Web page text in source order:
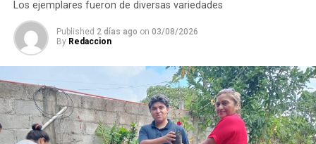
Los ejemplares fueron de diversas variedades
Published 2 días ago on 03/08/2026
By Redaccion